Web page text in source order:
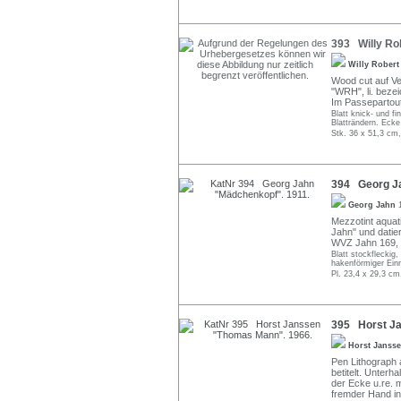
393 Willy
Willy
Wood cut auf
"WRH", li.
Im
Blatt knick- und
Blatträndern.
Stk. 36 x 51,3
394 Georg
Georg Jahn
Mezzotint
Jahn" und
WVZ Jahn
Blatt stockfleckig,
hakenförmiger
Pl. 23,4 x 29,3
395 Horst
Horst
Pen Lithograph
betitelt.
der Ecke u.re.
fremder Hand